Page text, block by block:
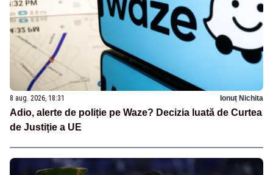
8 aug. 2026, 18:31 Ionuț Nichita
Adio, alerte de poliție pe Waze? Decizia luată de Curtea
de Justiție a UE